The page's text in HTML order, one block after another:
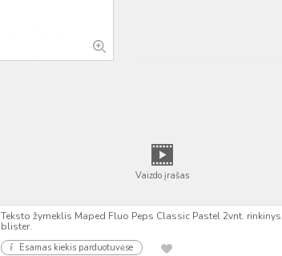
Vaizdo įrašas
Teksto žymeklis Maped Fluo Peps Classic Pastel 2vnt. rinkinys
blister.
Esamas kiekis parduotuvėse